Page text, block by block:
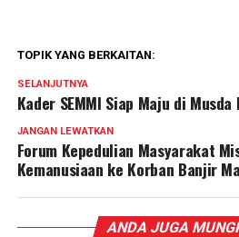
TOPIK YANG BERKAITAN:
SELANJUTNYA
Kader SEMMI Siap Maju di Musda
JANGAN LEWATKAN
Forum Kepedulian Masyarakat
Kemanusiaan ke Korban Banjir
ANDA JUGA